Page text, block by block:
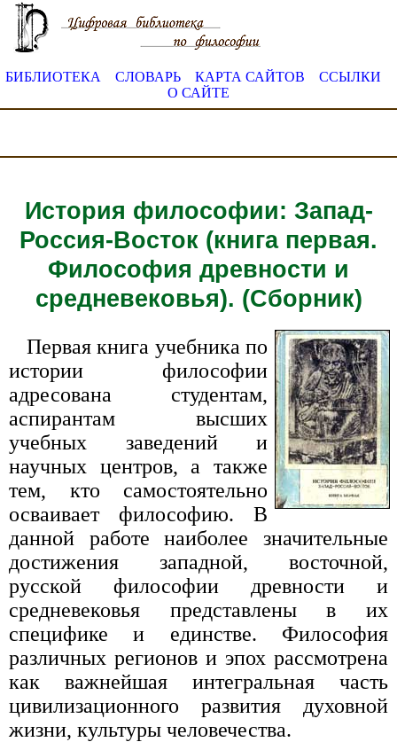
БИБЛИОТЕКА СЛОВАРЬ КАРТА САЙТОВ
ССЫЛКИ
О САЙТЕ
История философии: Запад-
Россия-Восток (книга первая.
Философия древности и
средневековья). (Сборник)
Первая книга учебника по
истории философии
адресована студентам,
аспирантам высших
учебных заведений и
научных центров, а также
тем, кто самостоятельно
осваивает философию. В
данной работе наиболее значительные
достижения западной, восточной,
русской философии древности и
средневековья представлены в их
специфике и единстве. Философия
различных регионов и эпох рассмотрена
как важнейшая интегральная часть
цивилизационного развития духовной
жизни, культуры человечества.